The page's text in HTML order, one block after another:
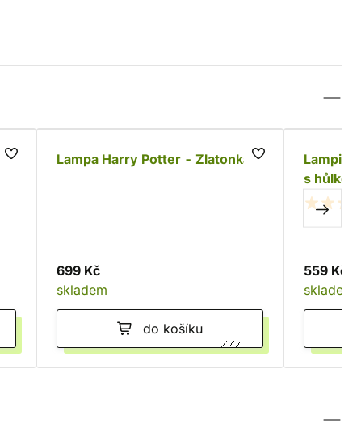
Lampa Harry Potter - Zlatonka
699 Kč
skladem
do košíku
s hůlkou
559 Kč
skladem